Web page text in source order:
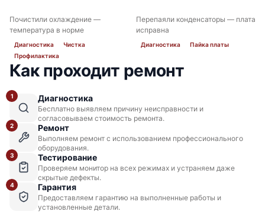
Huawei Tecal BH622 V2
Huawei Tecal BH621 V2
Huawei Tecal BH620 V2
ДО ПОСЛЕ
Почистили охлаждение —
температура в норме
Диагностика
Чистка
Профилактика
ДО ПОСЛЕ
Перепаяли конденсаторы — плата
исправна
Диагностика Пайка платы
Как проходит ремонт
1 Диагностика
Бесплатно выявляем причину неисправности и
согласовываем стоимость ремонта.
2 Ремонт
Выполняем ремонт с использованием профессионального
оборудования.
3 Тестирование
Проверяем монитор на всех режимах и устраняем даже
скрытые дефекты.
4 Гарантия
Предоставляем гарантию на выполненные работы и
установленные детали.